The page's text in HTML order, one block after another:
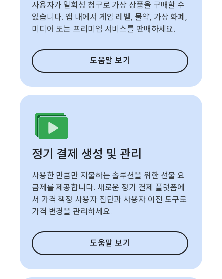
사용자가 일회성 청구로 가상 상품을 구매할 수
있습니다. 앱 내에서 게임 레벨, 물약, 가상 화폐,
미디어 또는 프리미엄 서비스를 판매하세요.
도움말 보기
정기 결제 생성 및 관리
사용한 만큼만 지불하는 솔루션을 위한 선불 요
금제를 제공합니다. 새로운 정기 결제 플랫폼에
서 가격 책정 사용자 집단과 사용자 이전 도구로
가격 변경을 관리하세요.
도움말 보기